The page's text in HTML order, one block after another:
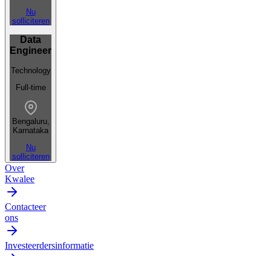
Nu
solliciteren
Data
Engineer
Technology
Full-time
Bengaluru,
Karnataka
Nu
solliciteren
Over
Kwalee
Contacteer
ons
Investeerdersinformatie